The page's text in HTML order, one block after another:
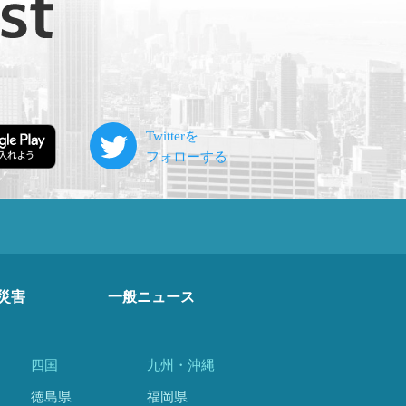
害 一般ニュース
四国
徳島県
九州・沖縄
福岡県